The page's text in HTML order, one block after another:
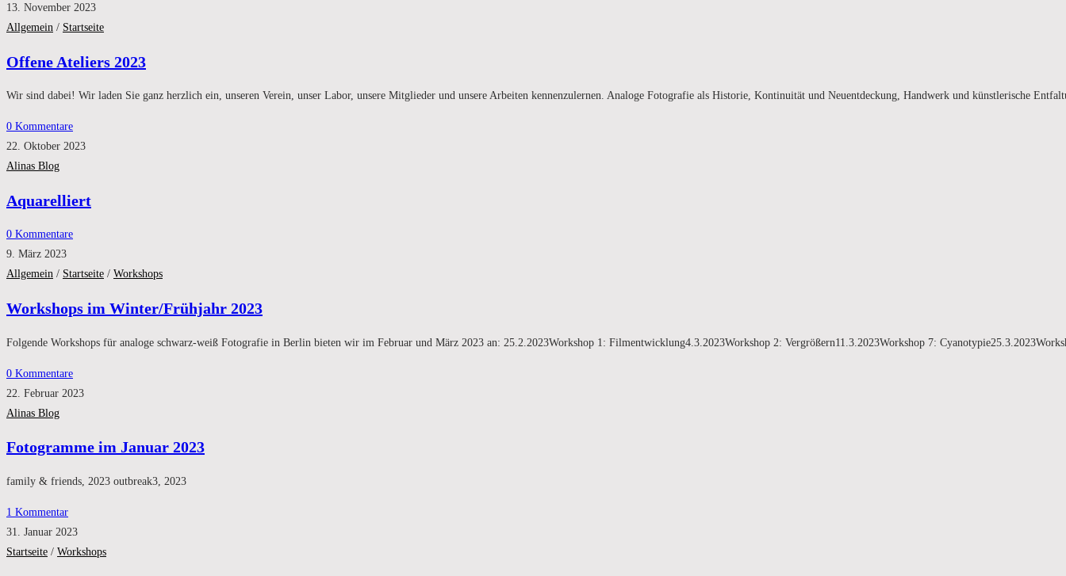
13. November 2023
Allgemein / Startseite
Offene Ateliers 2023
Wir sind dabei! Wir laden Sie ganz herzlich ein, unseren Verein, unser Labor, unsere Mitglieder und unsere Arbeiten kennenzulernen. Analoge Fotografie als Historie, Kontinuität und Neuentdeckung, Handwerk und künstlerische
0 Kommentare
22. Oktober 2023
Alinas Blog
Aquarelliert
0 Kommentare
9. März 2023
Allgemein / Startseite / Workshops
Workshops im Winter/Frühjahr 2023
Folgende Workshops für analoge schwarz-weiß Fotografie in Berlin bieten wir im Februar und März 2023 an: 25.2.2023Workshop 1: Filmentwicklung4.3.2023Workshop 2: Vergrößern11.3.2023Workshop 7:
0 Kommentare
22. Februar 2023
Alinas Blog
Fotogramme im Januar 2023
family & friends, 2023 outbreak3, 2023
1 Kommentar
31. Januar 2023
Startseite / Workshops